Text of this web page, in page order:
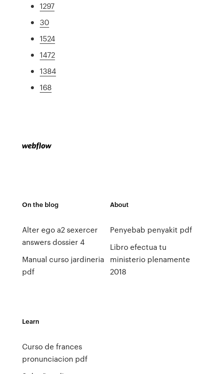
1297
30
1524
1472
1384
168
On the blog
Alter ego a2 sexercer
answers dossier 4
Manual curso jardineria
pdf
About
Penyebab penyakit pdf
Libro efectua tu
ministerio plenamente
2018
Learn
Curso de frances
pronunciacion pdf